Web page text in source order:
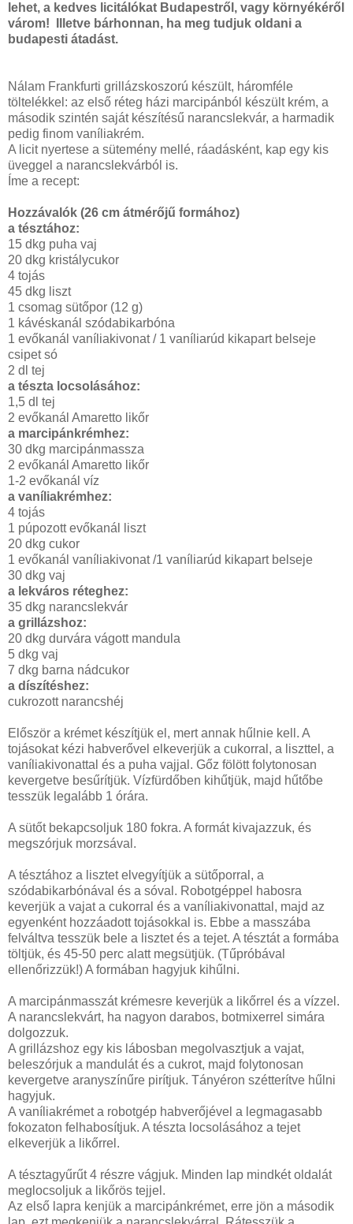
lehet, a kedves licitálókat Budapestről, vagy környékéről
várom! Illetve bárhonnan, ha meg tudjuk oldani a
budapesti átadást.
Nálam Frankfurti grillázskoszorú készült, háromféle
töltelékkel: az első réteg házi marcipánból készült krém, a
második szintén saját készítésű narancslekvár, a harmadik
pedig finom vaníliakrém.
A licit nyertese a sütemény mellé, ráadásként, kap egy kis
üveggel a narancslekvárból is.
Íme a recept:
Hozzávalók (26 cm átmérőjű formához)
a tésztához:
15 dkg puha vaj
20 dkg kristálycukor
4 tojás
45 dkg liszt
1 csomag sütőpor (12 g)
1 kávéskanál szódabikarbóna
1 evőkanál vaníliakivonat / 1 vaníliarúd kikapart belseje
csipet só
2 dl tej
a tészta locsolásához:
1,5 dl tej
2 evőkanál Amaretto likőr
a marcipánkrémhez:
30 dkg marcipánmassza
2 evőkanál Amaretto likőr
1-2 evőkanál víz
a vaníliakrémhez:
4 tojás
1 púpozott evőkanál liszt
20 dkg cukor
1 evőkanál vaníliakivonat /1 vaníliarúd kikapart belseje
30 dkg vaj
a lekváros réteghez:
35 dkg narancslekvár
a grillázshoz:
20 dkg durvára vágott mandula
5 dkg vaj
7 dkg barna nádcukor
a díszítéshez:
cukrozott narancshéj
Először a krémet készítjük el, mert annak hűlnie kell. A
tojásokat kézi habverővel elkeverjük a cukorral, a liszttel, a
vaníliakivonattal és a puha vajjal. Gőz fölött folytonosan
kevergetve besűrítjük. Vízfürdőben kihűtjük, majd hűtőbe
tesszük legalább 1 órára.
A sütőt bekapcsoljuk 180 fokra. A formát kivajazzuk, és
megszórjuk morzsával.
A tésztához a lisztet elvegyítjük a sütőporral, a
szódabikarbónával és a sóval. Robotgéppel habosra
keverjük a vajat a cukorral és a vaníliakivonattal, majd az
egyenként hozzáadott tojásokkal is. Ebbe a masszába
felváltva tesszük bele a lisztet és a tejet. A tésztát a formába
töltjük, és 45-50 perc alatt megsütjük. (Tűpróbával
ellenőrizzük!) A formában hagyjuk kihűlni.
A marcipánmasszát krémesre keverjük a likőrrel és a vízzel.
A narancslekvárt, ha nagyon darabos, botmixerrel simára
dolgozzuk.
A grillázshoz egy kis lábosban megolvasztjuk a vajat,
beleszórjuk a mandulát és a cukrot, majd folytonosan
kevergetve aranyszínűre pirítjuk. Tányéron szétterítve hűlni
hagyjuk.
A vaníliakrémet a robotgép habverőjével a legmagasabb
fokozaton felhabosítjuk. A tészta locsolásához a tejet
elkeverjük a likőrrel.
A tésztagyűrűt 4 részre vágjuk. Minden lap mindkét oldalát
meglocsoljuk a likőrös tejjel.
Az első lapra kenjük a marcipánkrémet, erre jön a második